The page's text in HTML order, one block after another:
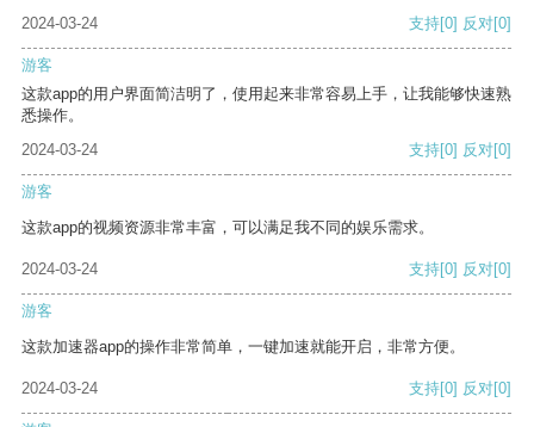
2024-03-24
支持[0] 反对[0]
游客
这款app的用户界面简洁明了，使用起来非常容易上手，让我能够快速熟
悉操作。
2024-03-24
支持[0] 反对[0]
游客
这款app的视频资源非常丰富，可以满足我不同的娱乐需求。
2024-03-24 支持[0] 反对[0]
游客
这款加速器app的操作非常简单，一键加速就能开启，非常方便。
2024-03-24 支持[0] 反对[0]